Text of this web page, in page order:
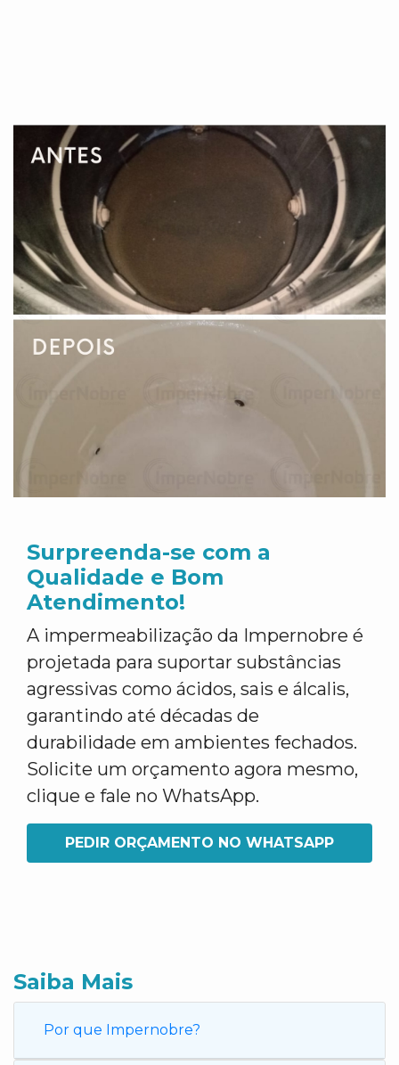
Surpreenda-se com a
Qualidade e Bom
Atendimento!
A impermeabilização da Impernobre é
projetada para suportar substâncias
agressivas como ácidos, sais e álcalis,
garantindo até décadas de
durabilidade em ambientes fechados.
Solicite um orçamento agora mesmo,
clique e fale no WhatsApp.
PEDIR ORÇAMENTO NO WHATSAPP
Saiba Mais
Por que Impernobre?